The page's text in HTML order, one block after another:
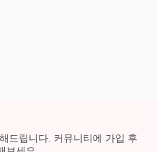
드립니다. 커뮤니티에 가입 후